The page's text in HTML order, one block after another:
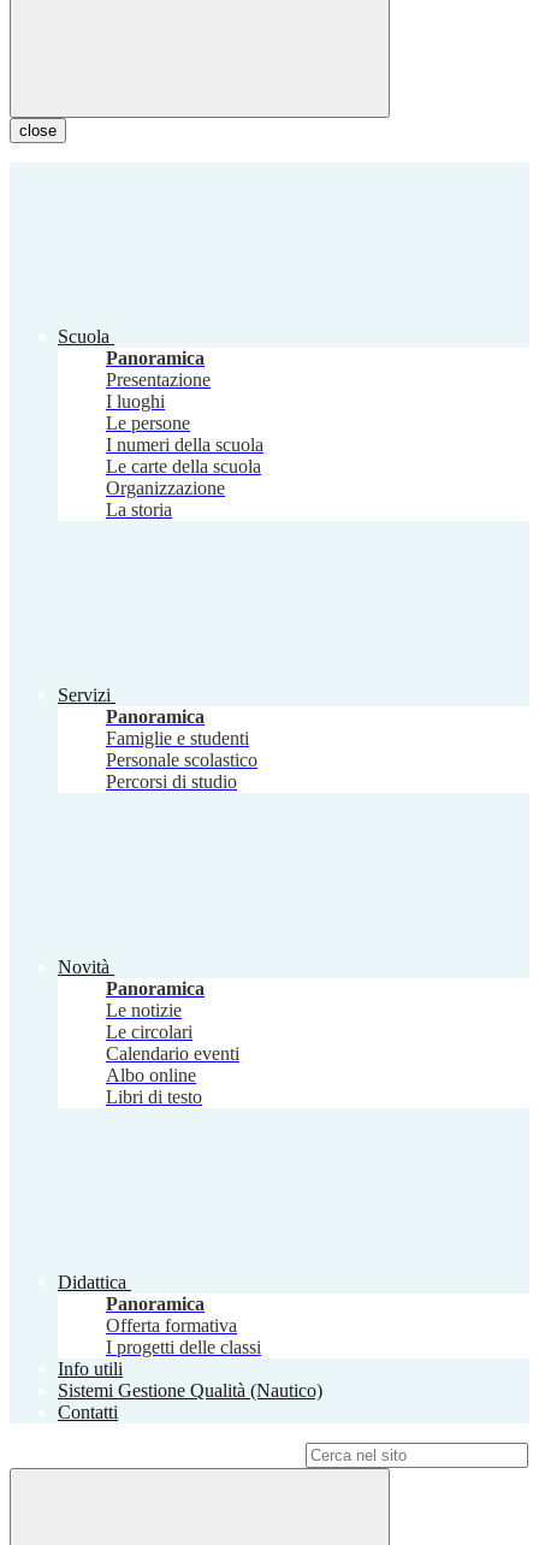
close
Scuola
Panoramica
Presentazione
I luoghi
Le persone
I numeri della scuola
Le carte della scuola
Organizzazione
La storia
Servizi
Panoramica
Famiglie e studenti
Personale scolastico
Percorsi di studio
Novità
Panoramica
Le notizie
Le circolari
Calendario eventi
Albo online
Libri di testo
Didattica
Panoramica
Offerta formativa
I progetti delle classi
Info utili
Sistemi Gestione Qualità (Nautico)
Contatti